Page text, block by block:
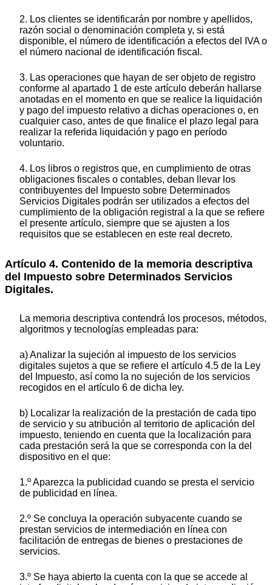
2. Los clientes se identificarán por nombre y apellidos,
razón social o denominación completa y, si está
disponible, el número de identificación a efectos del IVA o
el número nacional de identificación fiscal.
3. Las operaciones que hayan de ser objeto de registro
conforme al apartado 1 de este artículo deberán hallarse
anotadas en el momento en que se realice la liquidación
y pago del impuesto relativo a dichas operaciones o, en
cualquier caso, antes de que finalice el plazo legal para
realizar la referida liquidación y pago en período
voluntario.
4. Los libros o registros que, en cumplimiento de otras
obligaciones fiscales o contables, deban llevar los
contribuyentes del Impuesto sobre Determinados
Servicios Digitales podrán ser utilizados a efectos del
cumplimiento de la obligación registral a la que se refiere
el presente artículo, siempre que se ajusten a los
requisitos que se establecen en este real decreto.
Artículo 4. Contenido de la memoria descriptiva
del Impuesto sobre Determinados Servicios
Digitales.
La memoria descriptiva contendrá los procesos, métodos,
algoritmos y tecnologías empleadas para:
a) Analizar la sujeción al impuesto de los servicios
digitales sujetos a que se refiere el artículo 4.5 de la Ley
del Impuesto, así como la no sujeción de los servicios
recogidos en el artículo 6 de dicha ley.
b) Localizar la realización de la prestación de cada tipo
de servicio y su atribución al territorio de aplicación del
impuesto, teniendo en cuenta que la localización para
cada prestación será la que se corresponda con la del
dispositivo en el que:
1.º Aparezca la publicidad cuando se presta el servicio
de publicidad en línea.
2.º Se concluya la operación subyacente cuando se
prestan servicios de intermediación en línea con
facilitación de entregas de bienes o prestaciones de
servicios.
3.º Se haya abierto la cuenta con la que se accede al